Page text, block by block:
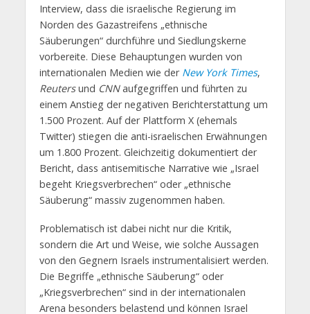
Interview, dass die israelische Regierung im
Norden des Gazastreifens „ethnische
Säuberungen“ durchführe und Siedlungskerne
vorbereite. Diese Behauptungen wurden von
internationalen Medien wie der New York Times,
Reutersund CNNaufgegriffen und führten zu
einem Anstieg der negativen Berichterstattung um
1.500 Prozent. Auf der Plattform X (ehemals
Twitter) stiegen die anti-israelischen Erwähnungen
um 1.800 Prozent. Gleichzeitig dokumentiert der
Bericht, dass antisemitische Narrative wie „Israel
begeht Kriegsverbrechen“ oder „ethnische
Säuberung“ massiv zugenommen haben.
Problematisch ist dabei nicht nur die Kritik,
sondern die Art und Weise, wie solche Aussagen
von den Gegnern Israels instrumentalisiert werden.
Die Begriffe „ethnische Säuberung“ oder
„Kriegsverbrechen“ sind in der internationalen
Arena besonders belastend und können Israel